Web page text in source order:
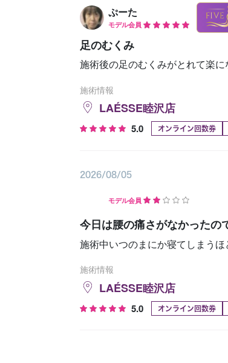
ぷーた
モデル会員
足のむくみ
施術後の足のむくみがとれて楽に
施術情報
LAÉSSE睦沢店
5.0 オンライン回数券
2026/08/05
モデル会員
今日は腰の痛さがなかったの
施術中いつのまにか寝てしまう
施術情報
LAÉSSE睦沢店
5.0 オンライン回数券